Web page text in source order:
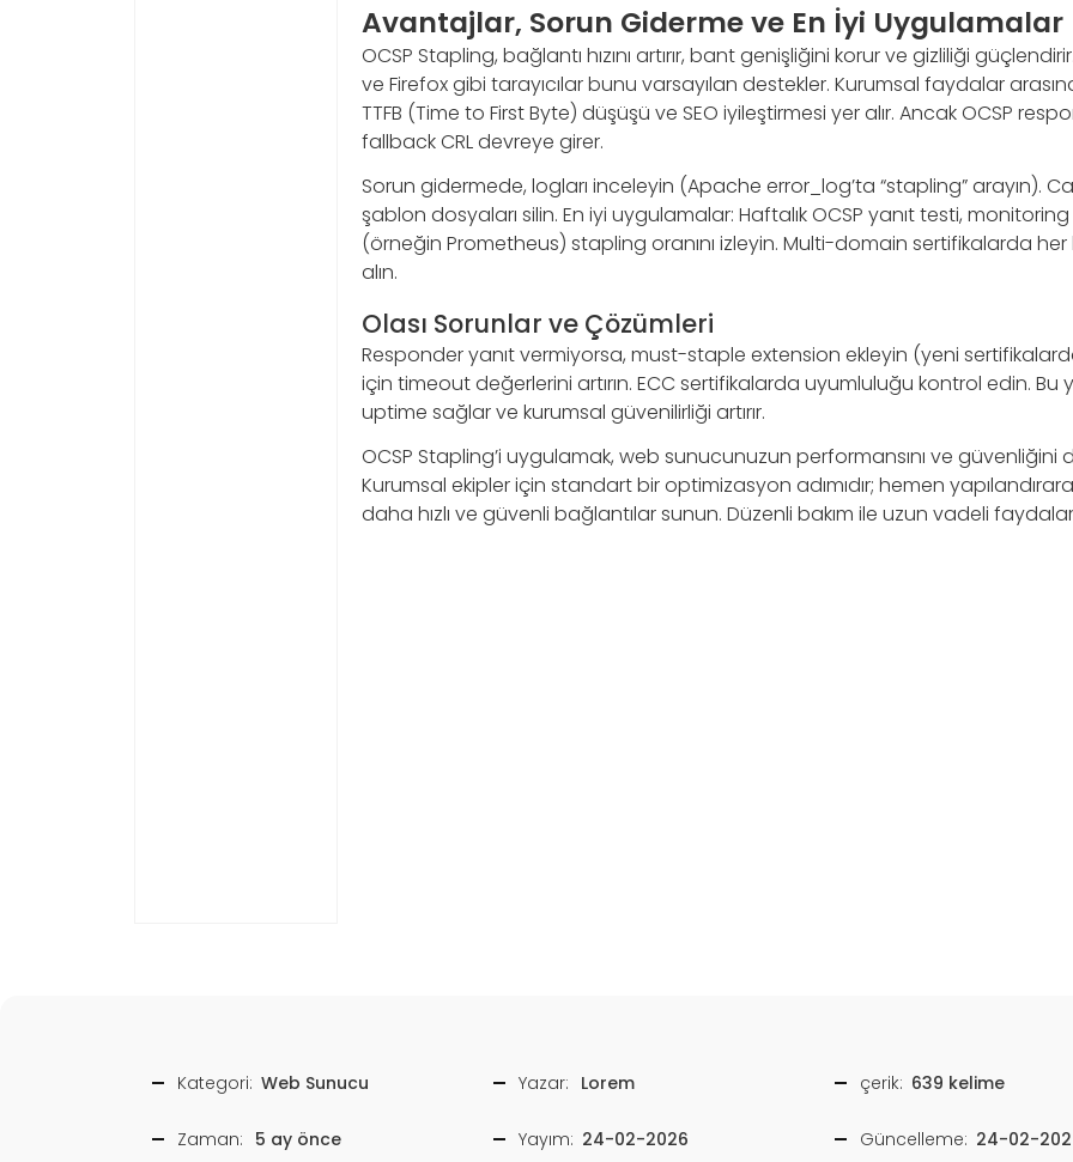
Avantajlar, Sorun Giderme ve En İyi Uygulamalar
OCSP Stapling, bağlantı hızını artırır, bant genişliğini korur ve gizliliği
ve Firefox gibi tarayıcılar bunu varsayılan destekler. Kurumsal faydalar
TTFB (Time to First Byte) düşüşü ve SEO iyileştirmesi yer alır. Ancak OCSP
fallback CRL devreye girer.
Sorun gidermede, logları inceleyin (Apache error_log’ta “stapling” arayın).
şablon dosyaları silin. En iyi uygulamalar: Haftalık OCSP yanıt testi,
(örneğin Prometheus) stapling oranını izleyin. Multi-domain sertifikalarda her
alın.
Olası Sorunlar ve Çözümleri
Responder yanıt vermiyorsa, must-staple extension ekleyin (yeni
için timeout değerlerini artırın. ECC sertifikalarda uyumluluğu kontrol edin. Bu
uptime sağlar ve kurumsal güvenilirliği artırır.
OCSP Stapling’i uygulamak, web sunucunuzun performansını ve güvenliğini
Kurumsal ekipler için standart bir optimizasyon adımıdır; hemen yapılandırarak
daha hızlı ve güvenli bağlantılar sunun. Düzenli bakım ile uzun vadeli
Kategori: Web Sunucu Yazar: Lorem çerik: 639 kelime
Zaman: 5 ay önce Yayım: 24-02-2026 Güncelleme: 24-02-